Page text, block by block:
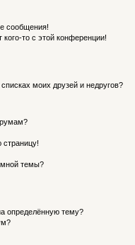
сообщения!
то с этой конференции!
моих друзей и недругов?
страницу!
мной темы?
определённую тему?